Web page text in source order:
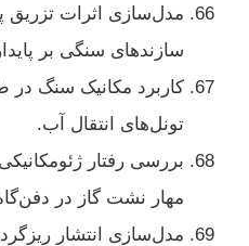
مدل‌سازی اثرات تزریق
سازندهای سنگی بر
کاربرد مکانیک سنگ در
تونل‌های انتقال آب.
بررسی رفتار
مهار نشت گاز در
مدل‌سازی انتشار